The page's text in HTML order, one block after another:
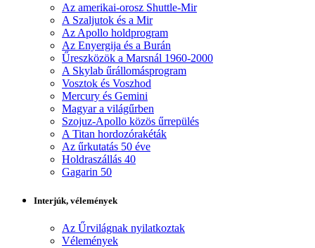
Az amerikai-orosz Shuttle-Mir
A Szaljutok és a Mir
Az Apollo holdprogram
Az Enyergija és a Burán
Űreszközök a Marsnál 1960-2000
A Skylab űrállomásprogram
Vosztok és Voszhod
Mercury és Gemini
Magyar a világűrben
Szojuz-Apollo közös űrrepülés
A Titan hordozórakéták
Az űrkutatás 50 éve
Holdraszállás 40
Gagarin 50
Interjúk, vélemények
Az Űrvilágnak nyilatkoztak
Vélemények